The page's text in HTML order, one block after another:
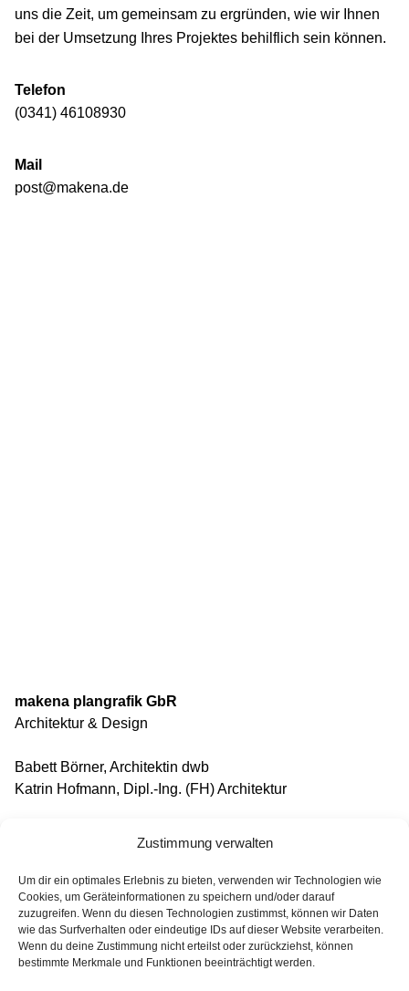
Zustimmung verwalten
Um dir ein optimales Erlebnis zu bieten, verwenden wir Technologien wie
Cookies, um Geräteinformationen zu speichern und/oder darauf
zuzugreifen. Wenn du diesen Technologien zustimmst, können wir Daten
wie das Surfverhalten oder eindeutige IDs auf dieser Website verarbeiten.
Wenn du deine Zustimmung nicht erteilst oder zurückziehst, können
bestimmte Merkmale und Funktionen beeinträchtigt werden.
uns die Zeit, um gemeinsam zu ergründen, wie wir Ihnen
bei der Umsetzung Ihres Projektes behilflich sein können.
Telefon
(0341) 46108930
Mail
post@makena.de
makena plangrafik GbR
Architektur & Design
Babett Börner, Architektin dwb
Katrin Hofmann, Dipl.-Ing. (FH) Architektur
Tel: (0341) 46108930
Fax: (0341) 46108931
Mail: post@makena.de